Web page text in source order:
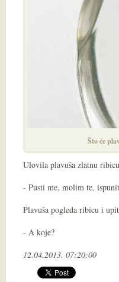
Što će
Ulovila plavuša zlatnu
- Pusti me, molim te,
Plavuša pogleda ribicu i
- A koje?
12.04.2013. 07:20:00